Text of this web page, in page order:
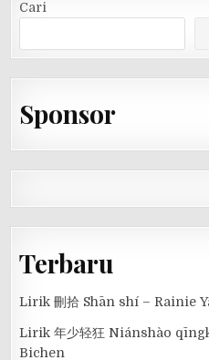
Cari
Sponsor
Terbaru
Lirik 刪拾 Shān shí – Rainie
Lirik 年少轻狂 Niánshào
Bichen